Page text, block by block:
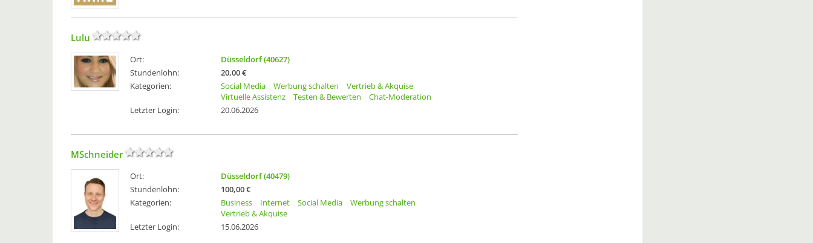
Lulu
Ort:
Düsseldorf (40627)
Stundenlohn:
20,00 €
Kategorien:
Social Media Werbung schalten
Vertrieb & Akquise
Virtuelle Assistenz
Testen & Bewerten
Chat-Moderation
Letzter Login:
20.06.2026
MSchneider
Ort:
Düsseldorf (40479)
Stundenlohn:
100,00 €
Kategorien:
Business Internet Social Media
Werbung schalten
Vertrieb & Akquise
Letzter Login:
15.06.2026